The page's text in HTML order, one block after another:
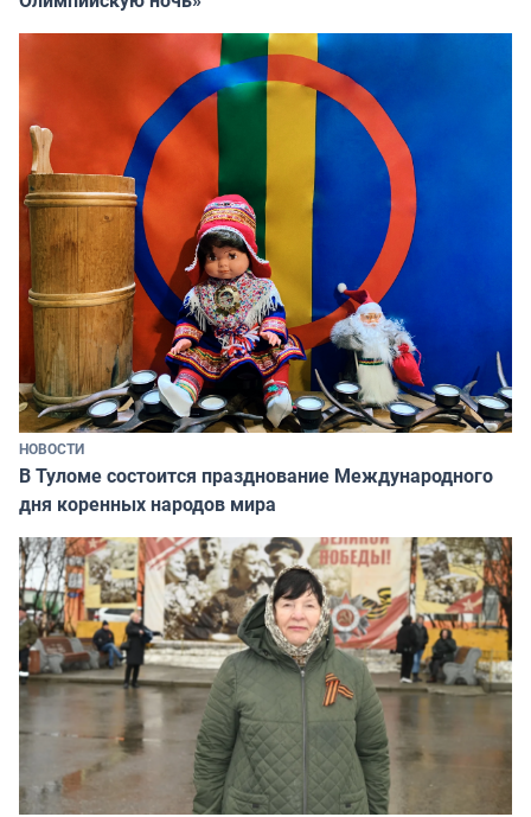
НОВОСТИ
В Туломе состоится празднование Международного
дня коренных народов мира